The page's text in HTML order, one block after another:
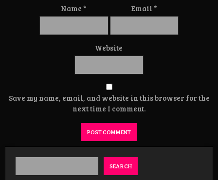
Name* Email *
Website
Save my name, email, and website in this browser for the
next time I comment.
SEARCH